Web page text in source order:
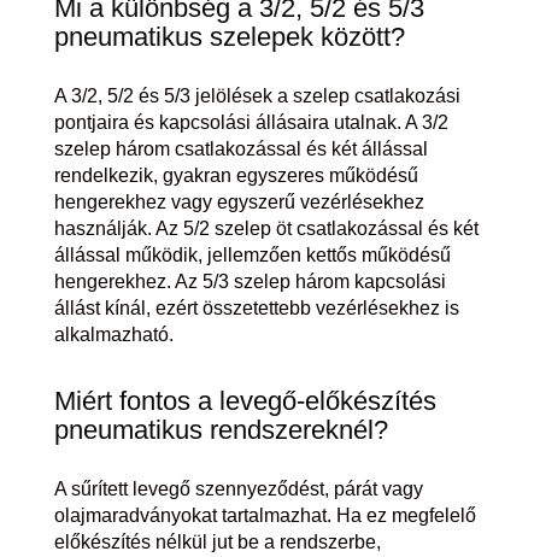
Mi a különbség a 3/2, 5/2 és 5/3
pneumatikus szelepek között?
A 3/2, 5/2 és 5/3 jelölések a szelep csatlakozási
pontjaira és kapcsolási állásaira utalnak. A 3/2
szelep három csatlakozással és két állással
rendelkezik, gyakran egyszeres működésű
hengerekhez vagy egyszerű vezérlésekhez
használják. Az 5/2 szelep öt csatlakozással és két
állással működik, jellemzően kettős működésű
hengerekhez. Az 5/3 szelep három kapcsolási
állást kínál, ezért összetettebb vezérlésekhez is
alkalmazható.
Miért fontos a levegő-előkészítés
pneumatikus rendszereknél?
A sűrített levegő szennyeződést, párát vagy
olajmaradványokat tartalmazhat. Ha ez megfelelő
előkészítés nélkül jut be a rendszerbe,